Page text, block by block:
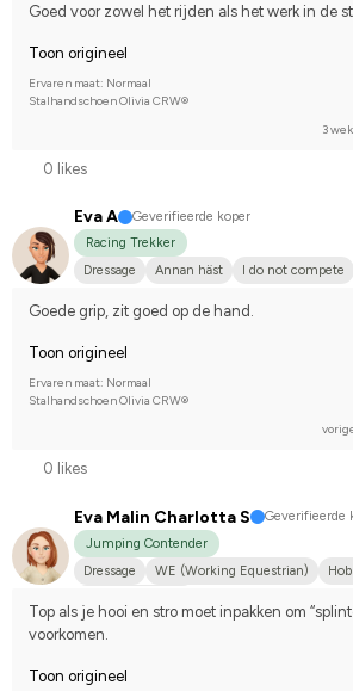
Goed voor zowel het rijden als het werk in de
Toon origineel
Ervaren maat: Normaal
Stalhandschoen Olivia CRW®
3
0 likes
Eva A
Geverifieerde koper
Racing Trekker
Dressage
Annan häst I do not compete
Goede grip, zit goed op de hand.
Toon origineel
Ervaren maat: Normaal
Stalhandschoen Olivia CRW®
0 likes
Eva Malin Charlotta S
Geverifieerde
Jumping Contender
Dressage
WE (Working Equestrian)
Top als je hooi en stro moet inpakken om
voorkomen.
Toon origineel